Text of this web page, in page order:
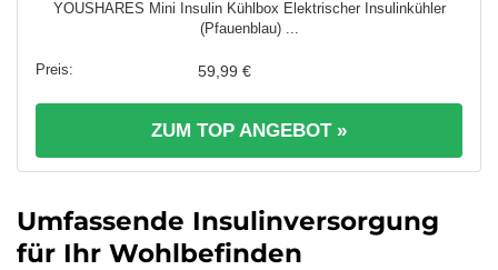
YOUSHARES Mini Insulin Kühlbox Elektrischer Insulinkühler
(Pfauenblau) ...
59,99 €
ZUM TOP ANGEBOT »
Umfassende Insulinversorgung
für Ihr Wohlbefinden